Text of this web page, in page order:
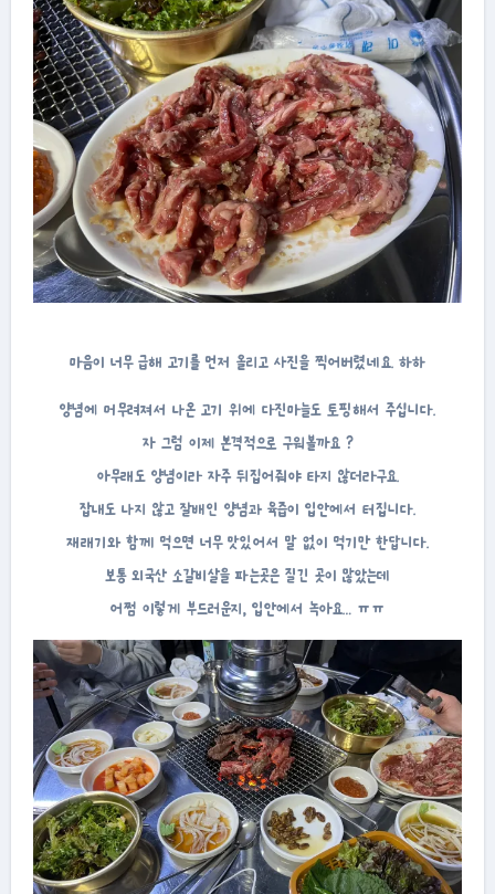
마음이 너무 급해 고기를 먼저 올리고 사진을 찍어버렸네요. 하하
양념에 머무려져서 나온 고기 위에 다진마늘도 토핑해서 주십니다.
자 그럼 이제 본격적으로 구워볼까요 ?
아무래도 양념이라 자주 뒤집어줘야 타지 않더라구요.
잡내도 나지 않고 잘배인 양념과 육즙이 입안에서 터집니다.
재래기와 함께 먹으면 너무 맛있어서 말 없이 먹기만 한답니다.
보통 외국산 소갈비살을 파는곳은 질긴 곳이 많았는데
어쩜 이렇게 부드러운지, 입안에서 녹아요… ㅠㅠ